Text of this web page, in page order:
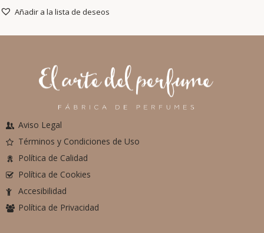
Añadir a la lista de deseos
Aviso Legal
Términos y Condiciones de Uso
Política de Calidad
Política de Cookies
Accesibilidad
Política de Privacidad